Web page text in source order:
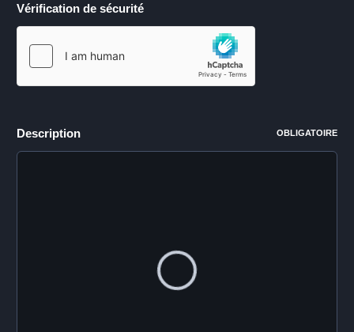
Vérification de sécurité
Description OBLIGATOIRE